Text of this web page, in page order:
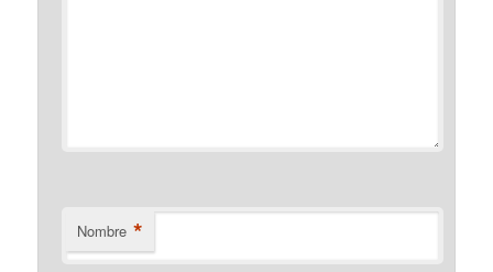
Nombre *